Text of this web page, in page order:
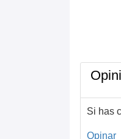
Si has
Opinar